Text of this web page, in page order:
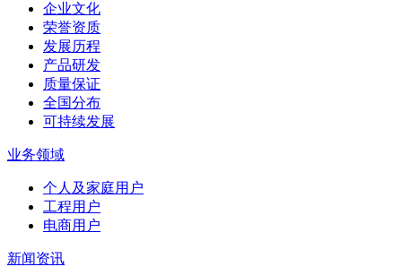
企业文化
荣誉资质
发展历程
产品研发
质量保证
全国分布
可持续发展
业务领域
个人及家庭用户
工程用户
电商用户
新闻资讯